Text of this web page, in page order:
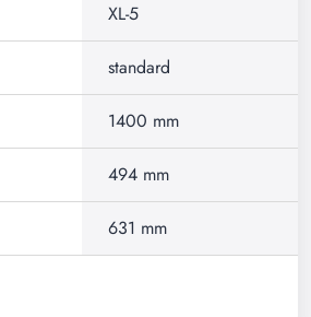
XL-5
standard
1400 mm
494 mm
631 mm